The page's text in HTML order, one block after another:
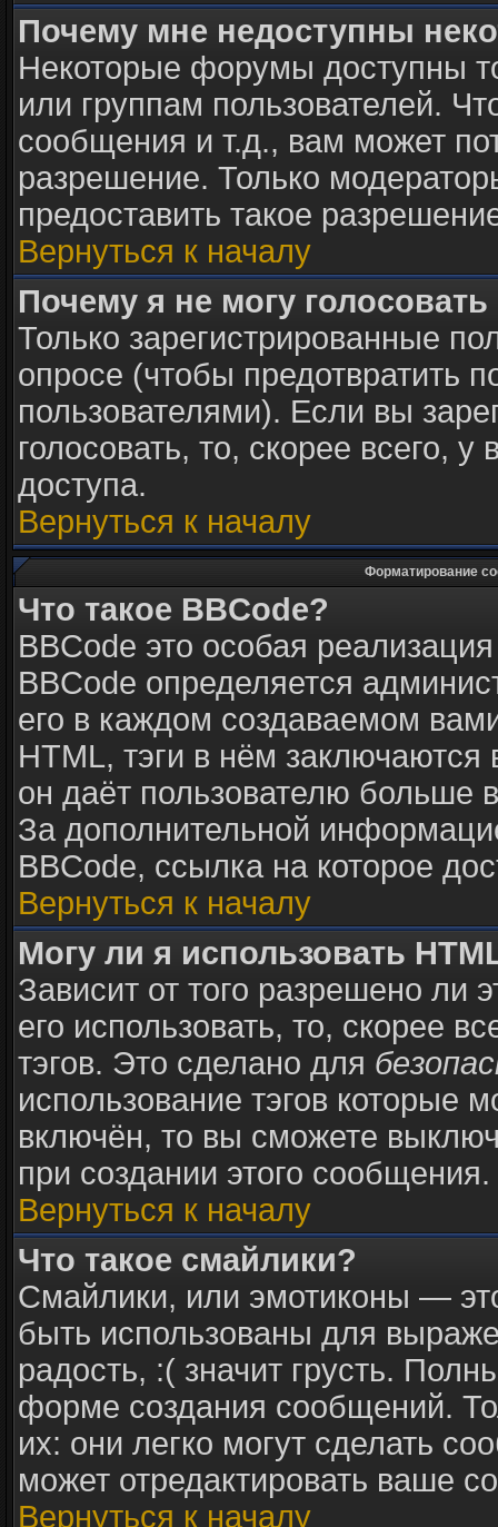
Почему мне недоступны
Некоторые форумы доступны
или группам пользователей.
сообщения и т.д., вам может
разрешение. Только
предоставить такое
Вернуться к началу
Почему я не могу
Только зарегистрированные
опросе (чтобы предотвратить
пользователями). Если вы
голосовать, то, скорее всего,
доступа.
Вернуться к началу
Форматирование
Что такое BBCode?
BBCode это особая
BBCode определяется
его в каждом создаваемом
HTML, тэги в нём
он даёт пользователю больше
За дополнительной
BBCode, ссылка на которое
Вернуться к началу
Могу ли я использовать
Зависит от того разрешено ли
его использовать, то, скорее
тэгов. Это сделано для
использование тэгов которые
включён, то вы сможете
при создании этого сообщения.
Вернуться к началу
Что такое смайлики?
Смайлики, или эмотиконы —
быть использованы для
радость, :( значит грусть.
форме создания сообщений.
их: они легко могут сделать
может отредактировать ваше
Вернуться к началу